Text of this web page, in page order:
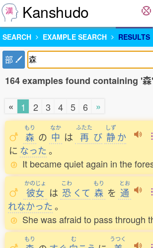
Kanshudo
SEARCH EXAMPLE SEARCH RESULTS
部
164 examples found containing '森'
« 1 2 3 4 5 6 »
もり
森 の
なか
中 は
ふたた
再 び
しず
静か
に なった。
It became quiet again in the
かのじょ
彼女 は
こわ
恐 くて
もり
森 を
とお
通
れなかった。
She was afraid to pass through
もり む うつく